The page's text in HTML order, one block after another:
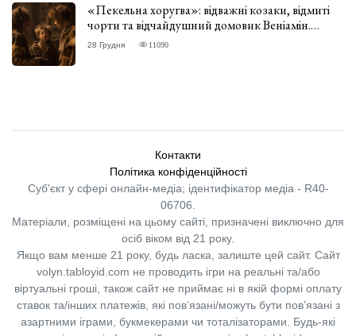
«Пекельна хоругва»: відважні козаки, відмиті
чорти та відчайдушний домовик Веніамін.
ВІДГУК
28 Грудня 11090
Контакти
Політика конфіденційності
Суб'єкт у сфері онлайн-медіа; ідентифікатор медіа - R40-
06706.
Матеріали, розміщені на цьому сайті, призначені виключно для
осіб віком від 21 року.
Якщо вам менше 21 року, будь ласка, залиште цей сайт. Сайт
volyn.tabloyid.com не проводить ігри на реальні та/або
віртуальні гроші, також сайт не приймає ні в якій формі оплату
ставок та/інших платежів, які пов’язані/можуть бути пов’язані з
азартними іграми, букмекерами чи тоталізаторами. Будь-які